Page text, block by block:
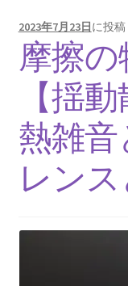
【インド
原子
2023年7月23日に投稿
摩擦
【揺
熱雑
レンス